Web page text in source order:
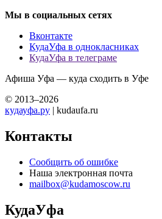
Мы в социальных сетях
Вконтакте
КудаУфа в однокласниках
КудаУфа в телеграме
Афиша Уфа — куда сходить в Уфе
© 2013–2026
кудауфа.ру | kudaufa.ru
Контакты
Сообщить об ошибке
Наша электронная почта
mailbox@kudamoscow.ru
КудаУфа